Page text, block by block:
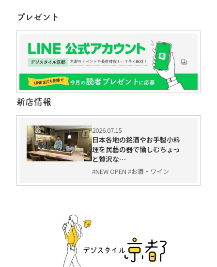
プレゼント
新店情報
2026.07.15
日本各地の銘酒やお手製小料
理を民藝の器で愉しむちょっ
と贅沢な…
#NEW OPEN #お酒・ワイン